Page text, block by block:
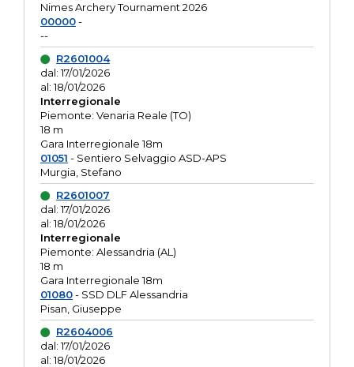
Nimes Archery Tournament 2026
00000-
--
R2601004
dal: 17/01/2026
al: 18/01/2026
Interregionale
Piemonte: Venaria Reale (TO)
18 m
Gara Interregionale 18m
01051 - Sentiero Selvaggio ASD-APS
Murgia, Stefano
R2601007
dal: 17/01/2026
al: 18/01/2026
Interregionale
Piemonte: Alessandria (AL)
18 m
Gara Interregionale 18m
01080- SSD DLF Alessandria
Pisan, Giuseppe
R2604006
dal: 17/01/2026
al: 18/01/2026